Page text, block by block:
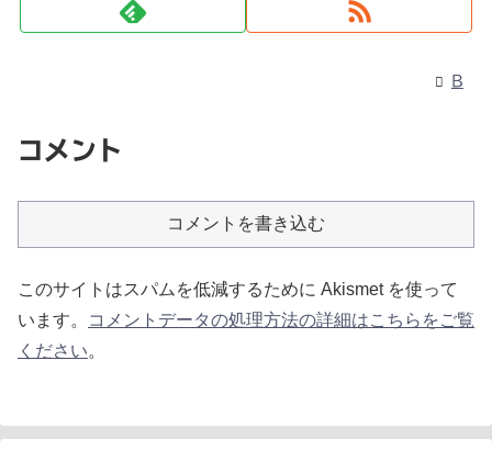
B
コメント
コメントを書き込む
このサイトはスパムを低減するために Akismet を使って
います。
コメントデータの処理方法の詳細はこちらをご覧
ください。